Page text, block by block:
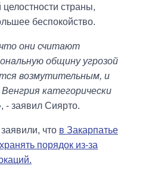
страны,
беспокойство.
они считают
общину угрозой
возмутительным, и
категорически
- заявил Сиярто.
что в Закарпатье
порядок из-за